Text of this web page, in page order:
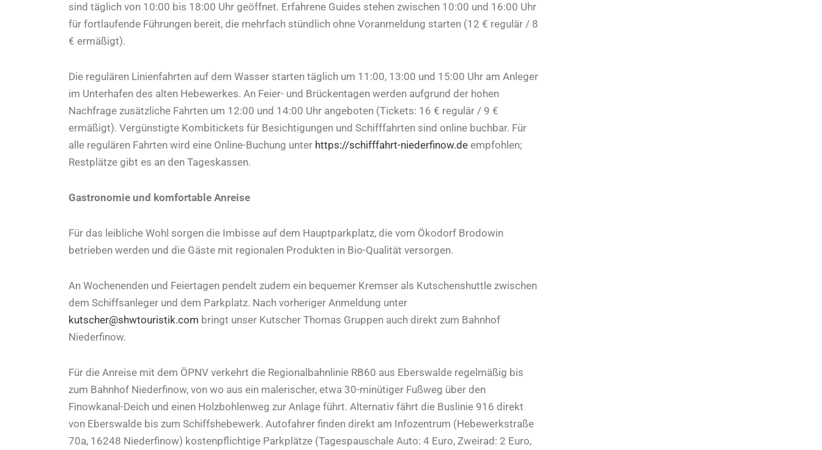
sind täglich von 10:00 bis 18:00 Uhr geöffnet. Erfahrene Guides stehen zwischen 10:00 und 16:00 Uhr
für fortlaufende Führungen bereit, die mehrfach stündlich ohne Voranmeldung starten (12 € regulär / 8
€ ermäßigt).
Die regulären Linienfahrten auf dem Wasser starten täglich um 11:00, 13:00 und 15:00 Uhr am Anleger
im Unterhafen des alten Hebewerkes. An Feier- und Brückentagen werden aufgrund der hohen
Nachfrage zusätzliche Fahrten um 12:00 und 14:00 Uhr angeboten (Tickets: 16 € regulär / 9 €
ermäßigt). Vergünstigte Kombitickets für Besichtigungen und Schifffahrten sind online buchbar. Für
alle regulären Fahrten wird eine Online-Buchung unter https://schifffahrt-niederfinow.de empfohlen;
Restplätze gibt es an den Tageskassen.
Gastronomie und komfortable Anreise
Für das leibliche Wohl sorgen die Imbisse auf dem Hauptparkplatz, die vom Ökodorf Brodowin
betrieben werden und die Gäste mit regionalen Produkten in Bio-Qualität versorgen.
An Wochenenden und Feiertagen pendelt zudem ein bequemer Kremser als Kutschenshuttle zwischen
dem Schiffsanleger und dem Parkplatz. Nach vorheriger Anmeldung unter
kutscher@shwtouristik.com bringt unser Kutscher Thomas Gruppen auch direkt zum Bahnhof
Niederfinow.
Für die Anreise mit dem ÖPNV verkehrt die Regionalbahnlinie RB60 aus Eberswalde regelmäßig bis
zum Bahnhof Niederfinow, von wo aus ein malerischer, etwa 30-minütiger Fußweg über den
Finowkanal-Deich und einen Holzbohlenweg zur Anlage führt. Alternativ fährt die Buslinie 916 direkt
von Eberswalde bis zum Schiffshebewerk. Autofahrer finden direkt am Infozentrum (Hebewerkstraße
70a, 16248 Niederfinow) kostenpflichtige Parkplätze (Tagespauschale Auto: 4 Euro, Zweirad: 2 Euro,